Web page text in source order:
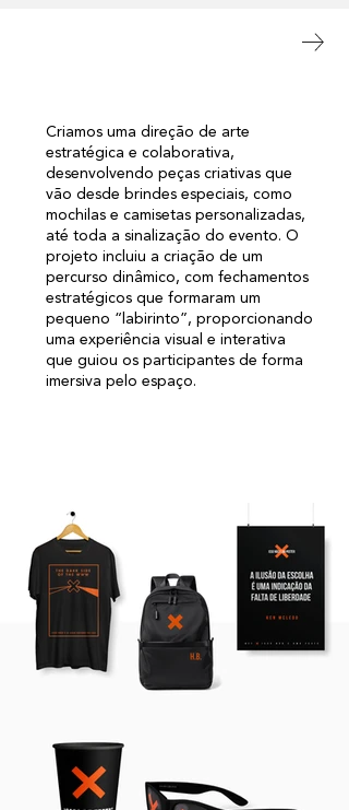
Criamos uma direção de arte
estratégica e colaborativa,
desenvolvendo peças criativas que
vão desde brindes especiais, como
mochilas e camisetas personalizadas,
até toda a sinalização do evento. O
projeto incluiu a criação de um
percurso dinâmico, com fechamentos
estratégicos que formaram um
pequeno “labirinto”, proporcionando
uma experiência visual e interativa
que guiou os participantes de forma
imersiva pelo espaço.